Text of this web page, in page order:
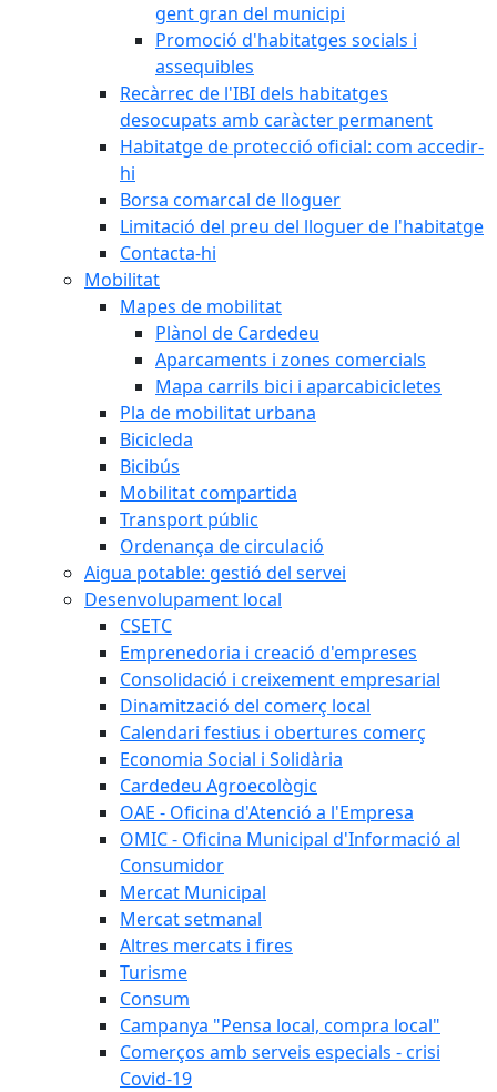
gent gran del municipi
Promoció d'habitatges socials i
assequibles
Recàrrec de l'IBI dels habitatges
desocupats amb caràcter permanent
Habitatge de protecció oficial: com accedir-
hi
Borsa comarcal de lloguer
Limitació del preu del lloguer de l'habitatge
Contacta-hi
Mobilitat
Mapes de mobilitat
Plànol de Cardedeu
Aparcaments i zones comercials
Mapa carrils bici i aparcabicicletes
Pla de mobilitat urbana
Bicicleda
Bicibús
Mobilitat compartida
Transport públic
Ordenança de circulació
Aigua potable: gestió del servei
Desenvolupament local
CSETC
Emprenedoria i creació d'empreses
Consolidació i creixement empresarial
Dinamització del comerç local
Calendari festius i obertures comerç
Economia Social i Solidària
Cardedeu Agroecològic
OAE - Oficina d'Atenció a l'Empresa
OMIC - Oficina Municipal d'Informació al
Consumidor
Mercat Municipal
Mercat setmanal
Altres mercats i fires
Turisme
Consum
Campanya "Pensa local, compra local"
Comerços amb serveis especials - crisi
Covid-19